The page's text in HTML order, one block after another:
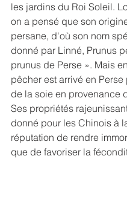
les jardins du Roi Soleil.
on a pensé que son
persane, d'où son nom
donné par Linné, Prunus
prunus de Perse ». Mais
pêcher est arrivé en Perse
de la soie en provenance
Ses propriétés
donné pour les Chinois à
réputation de rendre
que de favoriser la